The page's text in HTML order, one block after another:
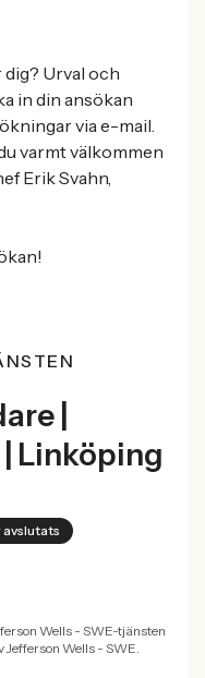
Urval och
in din ansökan
via e-mail.
varmt välkommen
Erik Svahn,
|
Linköping
Wells - SWE-tjänsten
Wells - SWE.